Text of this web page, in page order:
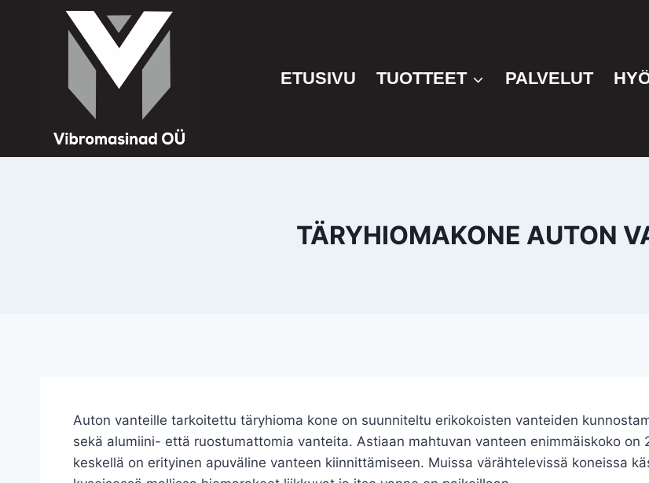
ETUSIVU TUOTTEET PALVELUT
TÄRYHIOMAKONE AUTON
Auton vanteille tarkoitettu täryhioma kone on suunniteltu erikokoisten vanteiden
sekä alumiini- että ruostumattomia vanteita. Astiaan mahtuvan vanteen enimmäiskoko on
keskellä on erityinen apuväline vanteen kiinnittämiseen. Muissa värähtelevissä koneissa